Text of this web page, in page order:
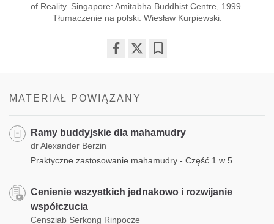
of Reality. Singapore: Amitabha Buddhist Centre, 1999.
Tłumaczenie na polski: Wiesław Kurpiewski.
MATERIAŁ POWIĄZANY
Ramy buddyjskie dla mahamudry
dr Alexander Berzin
Praktyczne zastosowanie mahamudry - Część 1 w 5
Cenienie wszystkich jednakowo i rozwijanie
współczucia
Censziab Serkong Rinpocze